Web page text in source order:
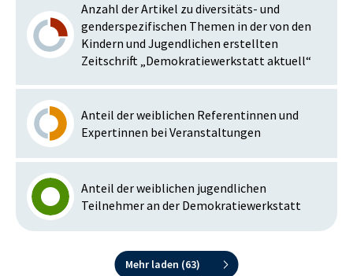
Anzahl der Artikel zu diversitäts- und
genderspezifischen Themen in der von den
Kindern und Jugendlichen erstellten
Zeitschrift „Demokratiewerkstatt aktuell“
Anteil der weiblichen Referentinnen und
Expertinnen bei Veranstaltungen
Anteil der weiblichen jugendlichen
Teilnehmer an der Demokratiewerkstatt
Mehr laden (63)